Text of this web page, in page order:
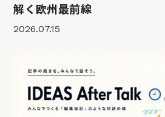
解く欧州最前線
2026.07.15